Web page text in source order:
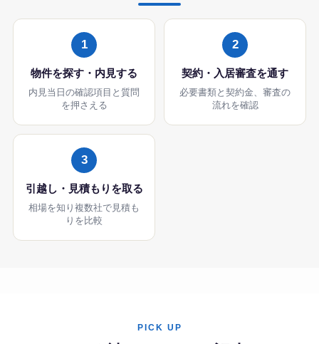
1
物件を探す・内見する
内見当日の確認項目と質問
を押さえる
2
契約・入居審査を通す
必要書類と契約金、審査の
流れを確認
3
引越し・見積もりを取る
相場を知り複数社で見積も
りを比較
PICK UP